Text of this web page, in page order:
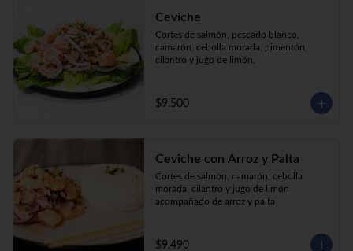
Ceviche
Cortes de salmón, pescado blanco,
camarón, cebolla morada, pimentón,
cilantro y jugo de limón.
$9.500
Ceviche con Arroz y Palta
Cortes de salmón, camarón, cebolla
morada, cilantro y jugo de limón
acompañado de arroz y palta
$9.490